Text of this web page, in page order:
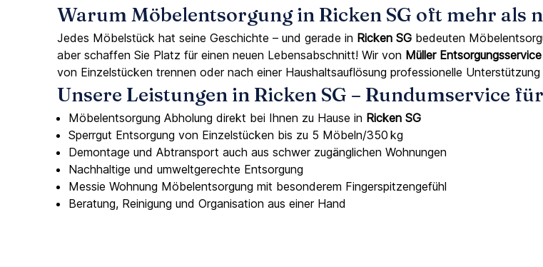
Warum Möbelentsorgung in Ricken SG oft mehr als
Jedes Möbelstück hat seine Geschichte – und gerade in Ricken SG bedeuten
aber schaffen Sie Platz für einen neuen Lebensabschnitt! Wir von Müller Entsorgungsservice
von Einzelstücken trennen oder nach einer Haushaltsauflösung professionelle Unterstützung
Unsere Leistungen in Ricken SG – Rundumservice
Möbelentsorgung Abholung direkt bei Ihnen zu Hause in Ricken SG
Sperrgut Entsorgung von Einzelstücken bis zu 5 Möbeln/350 kg
Demontage und Abtransport auch aus schwer zugänglichen Wohnungen
Nachhaltige und umweltgerechte Entsorgung
Messie Wohnung Möbelentsorgung mit besonderem Fingerspitzengefühl
Beratung, Reinigung und Organisation aus einer Hand